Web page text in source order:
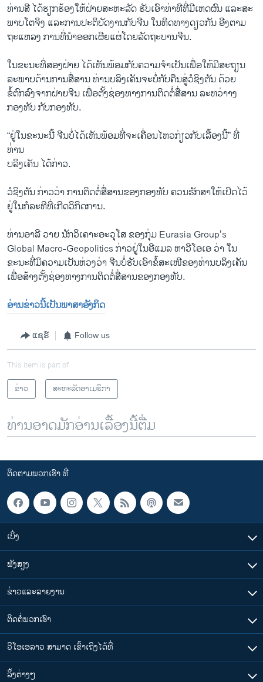
ທ່ານສີ ໄດ້ຮຽກຮ້ອງໃຫ້​ຝ່າຍສະຫະລັດ ຮັບເອົາ​ທ່າ​ທີ​ທີ່​ມີເຫດຜົນ ແລະ​ສະ​
ພາບ​ໂຕຈິງ ແລະການປະຕິບັດງານກັບຈີນ ໃນທິດທາງດຽວກັນ ອີງຕາມ
ຖະແຫລງ ການທີ່ນຳ​ອອກເຜີຍແຜ່ໂດຍລັດຖະບານຈີນ.
ໃນຂະນະທີ່ສອງຝ່າຍ ໄດ້ເຫັນພ້ອມກັບຄວາມ​ຈຳ​ເປັນ​ເພື່ອໃຫ້ມີສະຖຽນ
ລະພາບ​ດ້ານການສື່ສານ ທ່ານບລິງເຄັນຈະບໍ່ກັບຄືນສູ່ວໍຊິງຕັນ ດ້ວຍ
ຂໍ້ຕົກລົງຈາກ​ຝ່າຍຈີນ ເພື່ອຕັ້ງຊ່ອງທາງການຕິດ​ຕໍ່ສື່ສານ ລະຫວ່າາງ
ກອງທັບ ​ກັບກອງທັບ.
“ຢູ່ໃນຂະນະນີ້ ຈີນບໍ່ໄດ້ເຫັນພ້ອມທີ່ຈະເຄື່ອນໄຫວກ່ຽວກັບເລື້ອງນີ້” ທີ່
ທ່່ານ
ບລິງເຄັນ ໄດ້ກ່າວ.
ວໍຊິງຕັນ ກ່າວວ່າ ການ​ຕິດ​ຕໍ່ສື່ສານ​ຂອງກອງທັບ ຄວນຮັກສາໃຫ້ເປີດໄວ້
ຢູ່ໃນ​ກໍ​ລະ​ທີ​ທີ່​ເກີດວິກິດການ.
ທ່ານອາລີ ວາຍ ນັກວິເຄາະອະວຸໂສ ​ຂອງ​ກຸ່ມ Eurasia Group’s
Global Macro-Geopolitics ກ່າວຢູ່ໃນອີແມລ ຫາວີໂອເອ ວ່າ ໃນ
ຂະນະທີ່ມິຄວາມເປັນຫ່ວງວ່າ ຈີນບໍ່ຮັບເອົາຂໍ້ສະເໜີຂອງທ່ານບລິງເຄັນ
ເພື່ອສ້າງຕັ້ງຊ່ອງທາງການຕິດ​ຕໍ່ສື່ສານ​ຂອງກອງທັບ.
ອ່ານຂ່າວນີ້ເປັນພາສາອັງກິດ
ແຊຣ໌ Follow us
This item is part of
ຂ່າວ
ສະຫະລັດອາເມຣິກາ
ທ່ານອາດມັກອ່ານເລື້ອງນີ້ຕື່ມ
ຕິດຕາມພວກເຮົາ ທີ່
ເບິ່ງ
ຟັງສຽງ
ຂ່າວແລະລາຍງານ
ຕິດຕໍ່ພວກເຮົາ
ວີໂອເອລາວ ສາມາດ ເຂົ້າເຖິງໄດ້ທີ່
​ລິ້ງ​ຕ່າງໆ